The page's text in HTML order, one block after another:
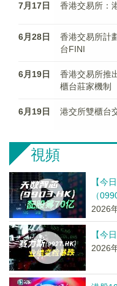
7月17日 香港交易所：
6月28日
香港交易所計
台FINI
6月19日
香港交易所推
櫃台莊家機制
6月19日 港交所雙櫃台
視頻
【今
（
2026
【今
2026